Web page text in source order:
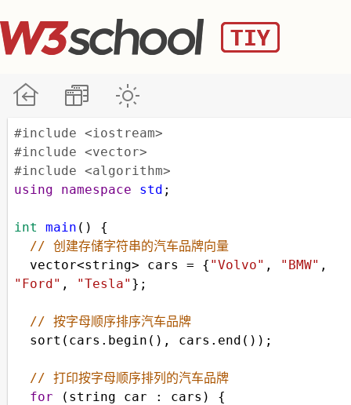
#include <iostream>
#include <vector>
#include <algorithm>
using
namespace std ;
int main () {
// 创建存储字符串的汽车品牌向量
vector<string> cars = { "Volvo" , "BMW"
"Ford" , "Tesla" };
// 按字母顺序排序汽车品牌
sort ( cars . begin (), cars . end ());
// 打印按字母顺序排列的汽车品牌
for ( string car : cars ) {